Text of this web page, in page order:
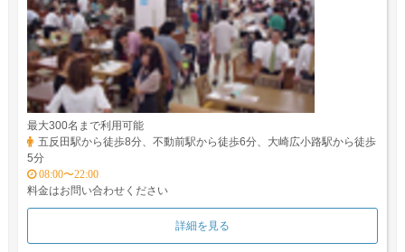
最大300名まで利用可能
五反田駅から徒歩8分、不動前駅から徒歩6分、大崎広小路駅から徒歩
5分
08:00〜22:00
料金はお問い合わせください
詳細を見る